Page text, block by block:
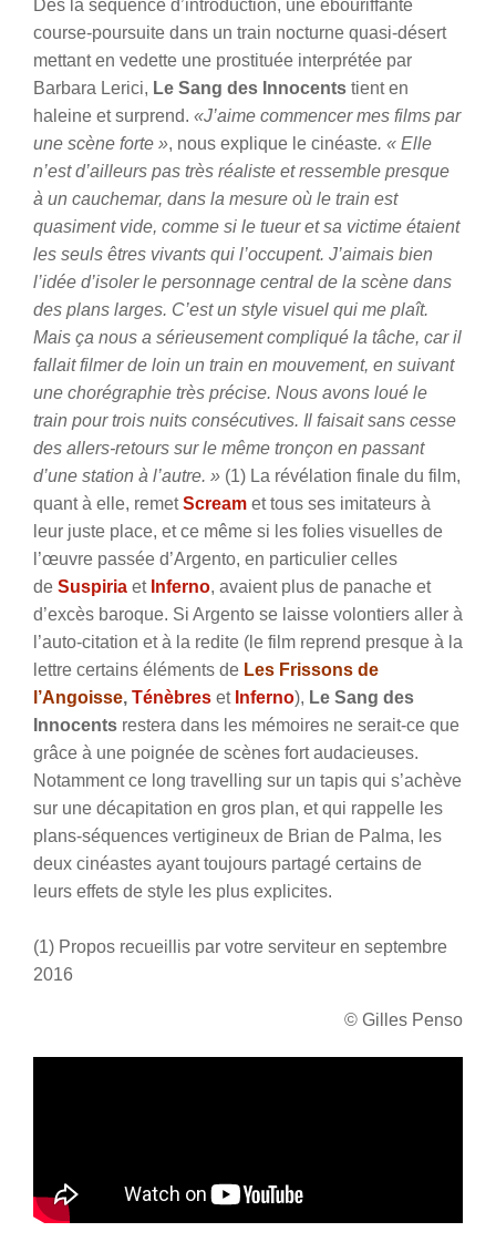
Dès la séquence d’introduction, une ébouriffante
course-poursuite dans un train nocturne quasi-désert
mettant en vedette une prostituée interprétée par
Barbara Lerici, Le Sang des Innocents tient en
haleine et surprend. «J’aime commencer mes films par
une scène forte », nous explique le cinéaste. « Elle
n’est d’ailleurs pas très réaliste et ressemble presque
à un cauchemar, dans la mesure où le train est
quasiment vide, comme si le tueur et sa victime étaient
les seuls êtres vivants qui l’occupent. J’aimais bien
l’idée d’isoler le personnage central de la scène dans
des plans larges. C’est un style visuel qui me plaît.
Mais ça nous a sérieusement compliqué la tâche, car il
fallait filmer de loin un train en mouvement, en suivant
une chorégraphie très précise. Nous avons loué le
train pour trois nuits consécutives. Il faisait sans cesse
des allers-retours sur le même tronçon en passant
d’une station à l’autre. » (1) La révélation finale du film,
quant à elle, remetScream et tous ses imitateurs à
leur juste place, et ce même si les folies visuelles de
l’œuvre passée d’Argento, en particulier celles
de Suspiria et Inferno, avaient plus de panache et
d’excès baroque. Si Argento se laisse volontiers aller à
l’auto-citation et à la redite (le film reprend presque à la
lettre certains éléments de Les Frissons de
l’Angoisse, Ténèbres et Inferno), Le Sang des
Innocents restera dans les mémoires ne serait-ce que
grâce à une poignée de scènes fort audacieuses.
Notamment ce long travelling sur un tapis qui s’achève
sur une décapitation en gros plan, et qui rappelle les
plans-séquences vertigineux de Brian de Palma, les
deux cinéastes ayant toujours partagé certains de
leurs effets de style les plus explicites.
(1) Propos recueillis par votre serviteur en septembre
2016
© Gilles Penso